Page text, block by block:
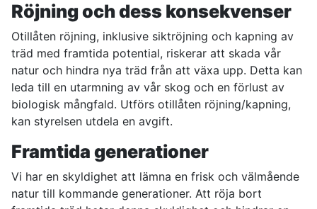
Röjning och dess konsekvenser
Otillåten röjning, inklusive siktröjning och kapning av
träd med framtida potential, riskerar att skada vår
natur och hindra nya träd från att växa upp. Detta kan
leda till en utarmning av vår skog och en förlust av
biologisk mångfald. Utförs otillåten röjning/kapning,
kan styrelsen utdela en avgift.
Framtida generationer
Vi har en skyldighet att lämna en frisk och välmående
natur till kommande generationer. Att röja bort